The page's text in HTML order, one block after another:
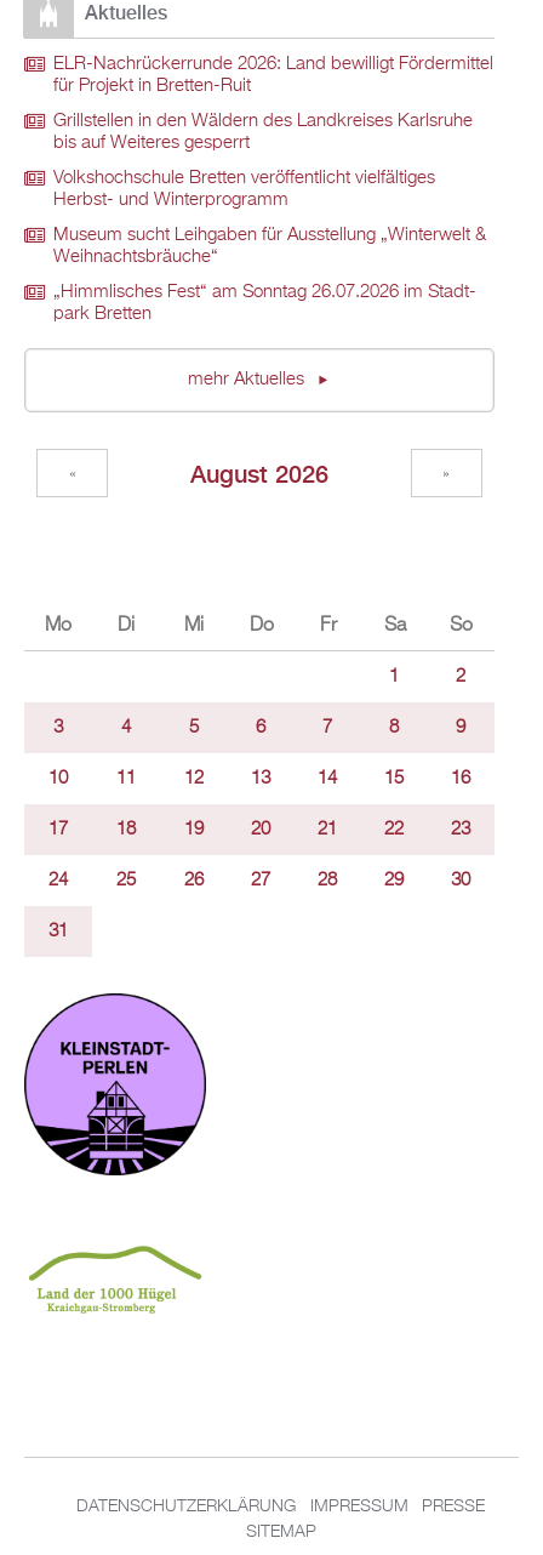
Ak­tu­el­les
ELR-Nach­rü­ck­er­run­de 2026: Land be­wil­ligt För­der­mit­tel
für Pro­jekt in Brett­en-Ruit
Grill­stel­len in den Wäl­dern des Land­krei­ses Karls­ru­he
bis auf Wei­te­res ge­sperrt
Volks­hoch­schu­le Brett­en ver­öf­fent­licht viel­fäl­ti­ges
Herbst- und Win­ter­pro­gramm
Mu­se­um sucht Leih­ga­ben für Aus­stel­lung „Win­ter­welt &
Weih­nachts­bräu­che“
„Himm­li­sches Fest“ am Sonn­tag 26.07.2026 im Stadt­
park Brett­en
mehr Ak­tu­el­les
Au­gust 2026
« »
Mo Di Mi Do Fr Sa So
1 2
3 4 5 6 7 8 9
10 11 12 13 14 15 16
17 18 19 20 21 22 23
24 25 26 27 28 29 30
31
DA­TEN­SCHUT­Z­ER­KLÄ­RUNG IM­PRES­SUM
PRES­SE
SITEMAP